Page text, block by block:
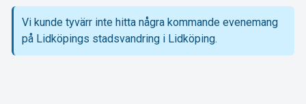
Om Tickster
Vi kunde tyvärr inte hitta några kommande evenemang
på Lidköpings stadsvandring i Lidköping.